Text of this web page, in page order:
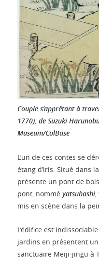
Couple s’apprêtant à
1770), de Suzuki
Museum/ColBase
L’un de ces contes se
étang d’iris. Situé dans
présente un pont de
pont, nommé yatsubashi
mis en scène dans la
L’édifice est
jardins en présentent
sanctuaire Meiji-jingu à